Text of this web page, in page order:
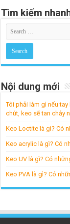
Tìm kiếm
Nội dung mới
Tôi phải làm gì nếu
chút, keo sẽ tan chảy
Keo Loctite là gì? Có
Keo acrylic là gì? Có
Keo UV là gì? Có
Keo PVA là gì? Có